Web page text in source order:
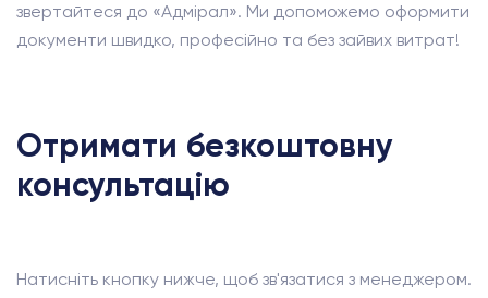
звертайтеся до «Адмірал». Ми допоможемо оформити
документи швидко, професійно та без зайвих витрат!
Отримати безкоштовну
консультацію
Натисніть кнопку нижче, щоб зв'язатися з менеджером.